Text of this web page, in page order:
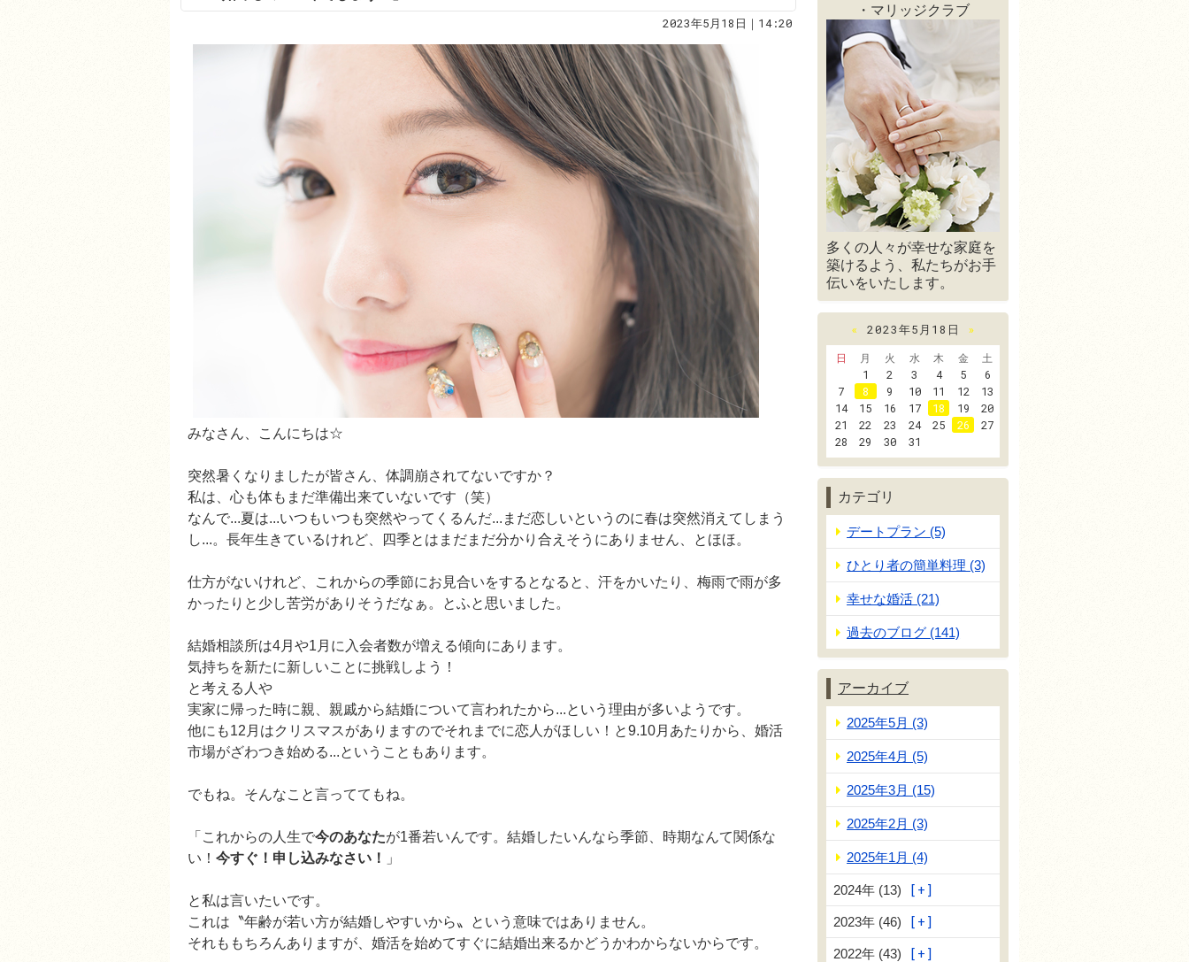
2023年5月18日｜14:20
みなさん、こんにちは☆
突然暑くなりましたが皆さん、体調崩されてないですか？
私は、心も体もまだ準備出来ていないです（笑）
なんで...夏は...いつもいつも突然やってくるんだ...まだ恋しいというのに春は突然消えてしまう
し...。長年生きているけれど、四季とはまだまだ分かり合えそうにありません、とほほ。
仕方がないけれど、これからの季節にお見合いをするとなると、汗をかいたり、梅雨で雨が多
かったりと少し苦労がありそうだなぁ。とふと思いました。
結婚相談所は4月や1月に入会者数が増える傾向にあります。
気持ちを新たに新しいことに挑戦しよう！
と考える人や
実家に帰った時に親、親戚から結婚について言われたから...という理由が多いようです。
他にも12月はクリスマスがありますのでそれまでに恋人がほしい！と9.10月あたりから、婚活
市場がざわつき始める...ということもあります。
でもね。そんなこと言っててもね。
「これからの人生で今のあなたが1番若いんです。結婚したいんなら季節、時期なんて関係な
い！ 今すぐ！申し込みなさい！ 」
と私は言いたいです。
これは〝年齢が若い方が結婚しやすいから〟という意味ではありません。
それももちろんありますが、婚活を始めてすぐに結婚出来るかどうかわからないからです。
・マリッジクラブ
多くの人々が幸せな家庭を
築けるよう、私たちがお手
伝いをいたします。
« 2023年5月18日
»
日
月 火 水 木 金
土
1
2 3 4 5
6
7
8 9 10 11 12
13
14
15 16 17 18 19
20
21
22 23 24 25 26
27
28
29 30 31
カテゴリ
デートプラン (5)
ひとり者の簡単料理 (3)
幸せな婚活 (21)
過去のブログ (141)
アーカイブ
2025年5月 (3)
2025年4月 (5)
2025年3月 (15)
2025年2月 (3)
2025年1月 (4)
2024年 (13)
2023年 (46)
2022年 (43)